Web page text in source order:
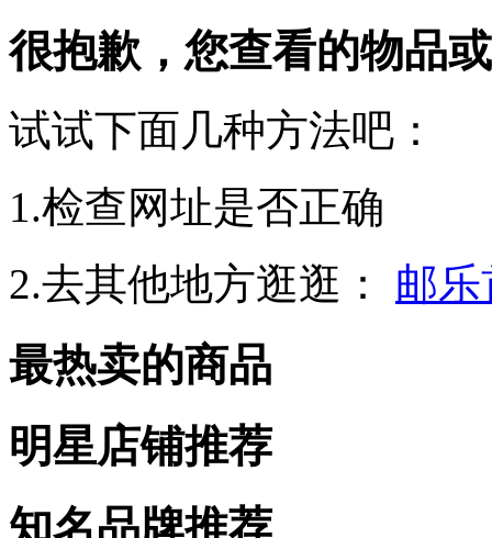
很抱歉，您查看的物品
试试下面几种方法吧：
1.检查网址是否正确
2.去其他地方逛逛：
邮
最热卖的商品
明星店铺推荐
知名品牌推荐